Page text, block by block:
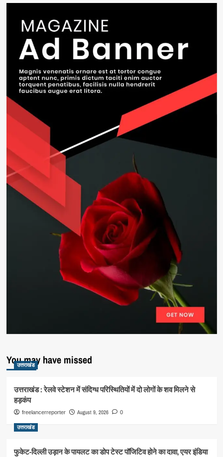
You may have missed
उत्तराखंड
उत्तराखंड : रेलवे स्टेशन में संदिग्ध परिस्थितियों में दो लोगों के शव मिलने से
हड़कंप
freelancerreporter August 9, 2026 0
उत्तराखंड
फुकेट-दिल्ली उड़ान के पायलट का डोप टेस्ट पॉजिटिव होने का दावा, एयर इंडिया